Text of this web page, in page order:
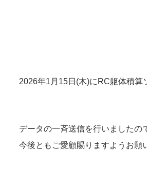
2026年1月15日(木)にRC躯体積算
データの一斉送信を行いましたの
今後ともご愛顧賜りますようお願